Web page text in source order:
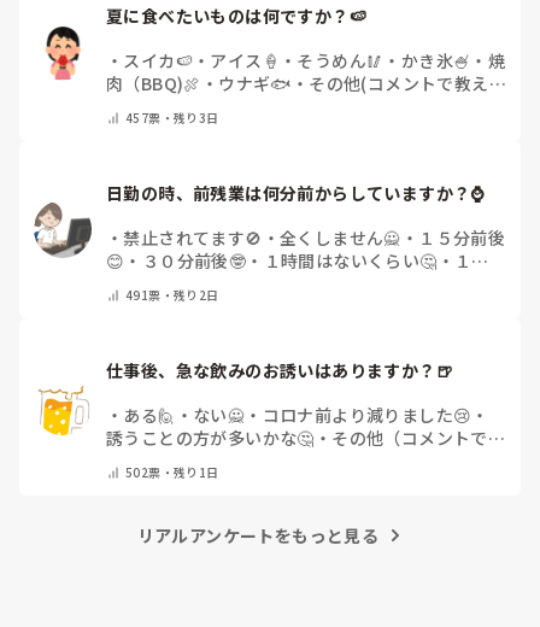
夏に食べたいものは何ですか？🍉
・ スイカ🍉 ・ アイス🍦 ・ そうめん🥢 ・ かき氷🍧 ・ 焼
肉（BBQ)🍖 ・ ウナギ🐟 ・ その他(コメントで教え
457票・残り3日
日勤の時、前残業は何分前からしていますか？⌚
・禁止されてます🚫 ・ 全くしません🙅 ・ １５分前後
😊 ・ ３０分前後🤓 ・ １時間はないくらい🤔 ・ １時
491票・残り2日
仕事後、急な飲みのお誘いはありますか？🍺
・ ある🙋 ・ ない🙅 ・ コロナ前より減りました😢 ・
誘うことの方が多いかな🤔 ・ その他（コメントで教
502票・残り1日
リアルアンケートをもっと見る